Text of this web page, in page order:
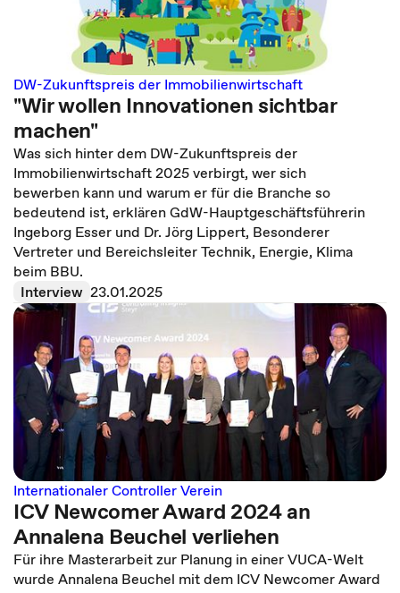
DW-Zukunftspreis der Immobilienwirtschaft
"Wir wollen Innovationen sichtbar
machen"
Was sich hinter dem DW-Zukunftspreis der
Immobilienwirtschaft 2025 verbirgt, wer sich
bewerben kann und warum er für die Branche so
bedeutend ist, erklären GdW-Hauptgeschäftsführerin
Ingeborg Esser und Dr. Jörg Lippert, Besonderer
Vertreter und Bereichsleiter Technik, Energie, Klima
beim BBU.
Interview 23.01.2025
Internationaler Controller Verein
ICV Newcomer Award 2024 an
Annalena Beuchel verliehen
Für ihre Masterarbeit zur Planung in einer VUCA-Welt
wurde Annalena Beuchel mit dem ICV Newcomer Award